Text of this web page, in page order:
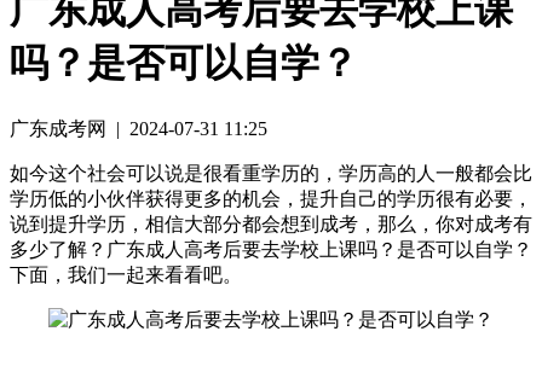
广东成人高考后要去学校上课
吗？是否可以自学？
广东成考网 | 2024-07-31 11:25
如今这个社会可以说是很看重学历的，学历高的人一般都会比
学历低的小伙伴获得更多的机会，提升自己的学历很有必要，
说到提升学历，相信大部分都会想到成考，那么，你对成考有
多少了解？广东成人高考后要去学校上课吗？是否可以自学？
下面，我们一起来看看吧。